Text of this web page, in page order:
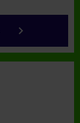
keyboard_arrow_right